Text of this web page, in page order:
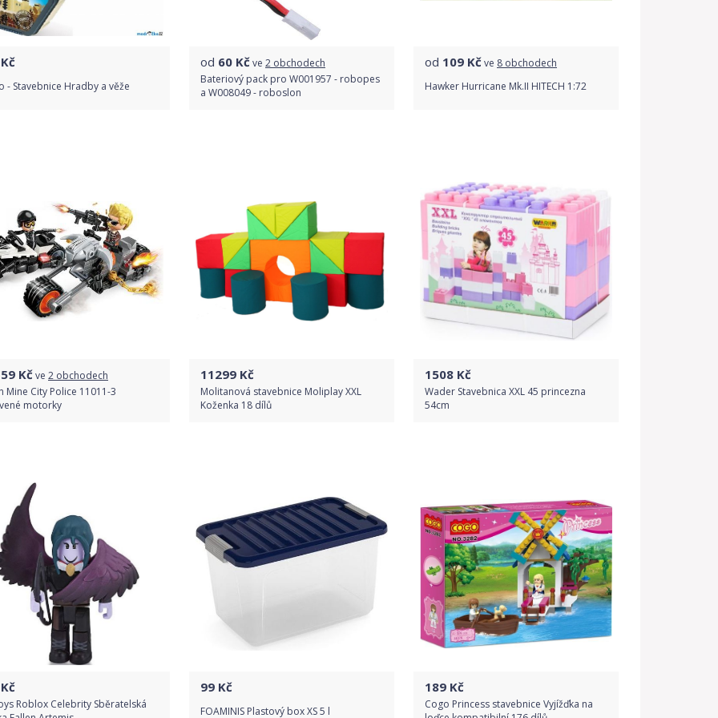
- Stavebnice Hradby a věže
od 60 Kčve 2 obchodech
Bateriový pack pro W001957 - robopes
a W008049 - roboslon
od 109 Kčve 8 obchodech
Hawker Hurricane Mk.II HITECH 1:72
Kčve 2 obchodech
Mine City Police 11011-3
motorky
11299 Kč
Molitanová stavebnice Moliplay XXL
Koženka 18 dílů
1508 Kč
Wader Stavebnica XXL 45 princezna
54cm
Roblox Celebrity Sběratelská
99 Kč
FOAMINIS Plastový box XS 5 l
189 Kč
Cogo Princess stavebnice Vyjížďka na